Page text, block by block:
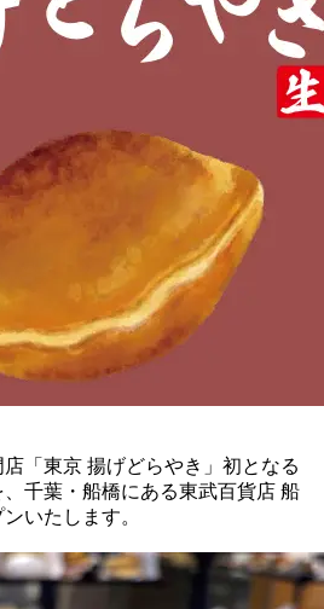
「東京 揚げどらやき」初となる
千葉・船橋にある東武百貨店 船
いたします。